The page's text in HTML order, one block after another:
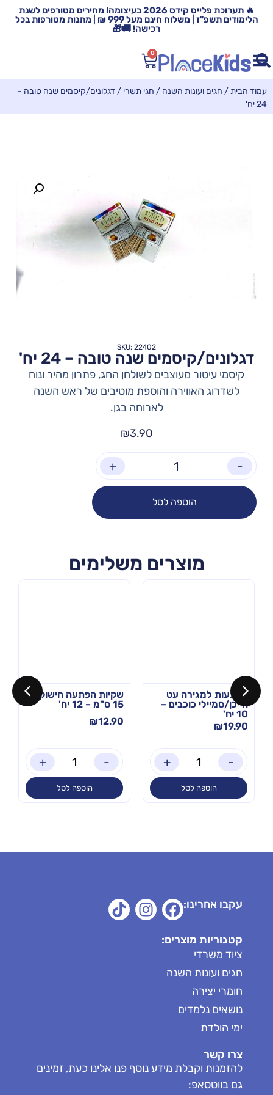
🔥 תערוכת פלייס קידס 2026 בעיצומה! מחירים מטורפים לשנת
הלימודים תשפ"ז | משלוח חינם מעל 999 ₪ | מתנות מטורפות בכל
רכישה! 🚚🎁
0
עמוד הבית/ חגים ועונות השנה / חגי תשרי / דגלונים/קיסמים שנה טובה –
24 יח'
SKU: 22402
דגלונים/קיסמים שנה טובה – 24 יח'
קיסמי עיטור מעוצבים לשולחן החג, פתרון מהיר ונוח
לשדרוג האווירה והוספת מוטיבים של ראש השנה
לארוחה בגן.
₪3.90
-
+
הוספה לסל
מוצרים משלימים
הפתעות למגירה עט
חייכן/סמיילי כוכבים –
10 יח'
₪19.90
-
+
הוספה לסל
שקיות הפתעה חישוקים
15 ס"מ – 12 יח'
₪12.90
-
+
הוספה לסל
עקבו אחרינו:
קטגוריות מוצרים:
ציוד משרדי
חגים ועונות השנה
חומרי יצירה
נושאים נלמדים
ימי הולדת
צרו קשר
להזמנות וקבלת מידע נוסף פנו אלינו כעת, זמינים
גם בווטסאפ: